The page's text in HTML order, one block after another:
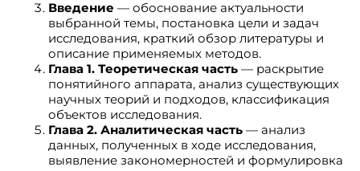
Введение — обоснование актуальности
выбранной темы, постановка цели и задач
исследования, краткий обзор литературы и
описание применяемых методов.
Глава 1. Теоретическая часть — раскрытие
понятийного аппарата, анализ существующих
научных теорий и подходов, классификация
объектов исследования.
Глава 2. Аналитическая часть — анализ
данных, полученных в ходе исследования,
выявление закономерностей и формулировка